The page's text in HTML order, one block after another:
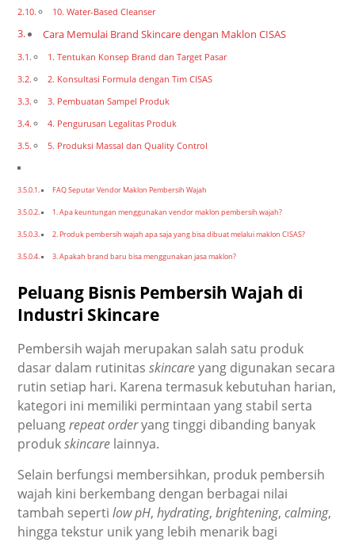
10. Water-Based Cleanser
Cara Memulai Brand Skincare dengan Maklon CISAS
1. Tentukan Konsep Brand dan Target Pasar
2. Konsultasi Formula dengan Tim CISAS
3. Pembuatan Sampel Produk
4. Pengurusan Legalitas Produk
5. Produksi Massal dan Quality Control
FAQ Seputar Vendor Maklon Pembersih Wajah
1. Apa keuntungan menggunakan vendor maklon pembersih wajah?
2. Produk pembersih wajah apa saja yang bisa dibuat melalui maklon CISAS?
3. Apakah brand baru bisa menggunakan jasa maklon?
Peluang Bisnis Pembersih Wajah di
Industri Skincare
Pembersih wajah merupakan salah satu produk
dasar dalam rutinitasskincareyang digunakan secara
rutin setiap hari. Karena termasuk kebutuhan harian,
kategori ini memiliki permintaan yang stabil serta
peluangrepeat orderyang tinggi dibanding banyak
produkskincare lainnya.
Selain berfungsi membersihkan, produk pembersih
wajah kini berkembang dengan berbagai nilai
tambah sepertilow pH,hydrating,brightening,calming,
hingga tekstur unik yang lebih menarik bagi